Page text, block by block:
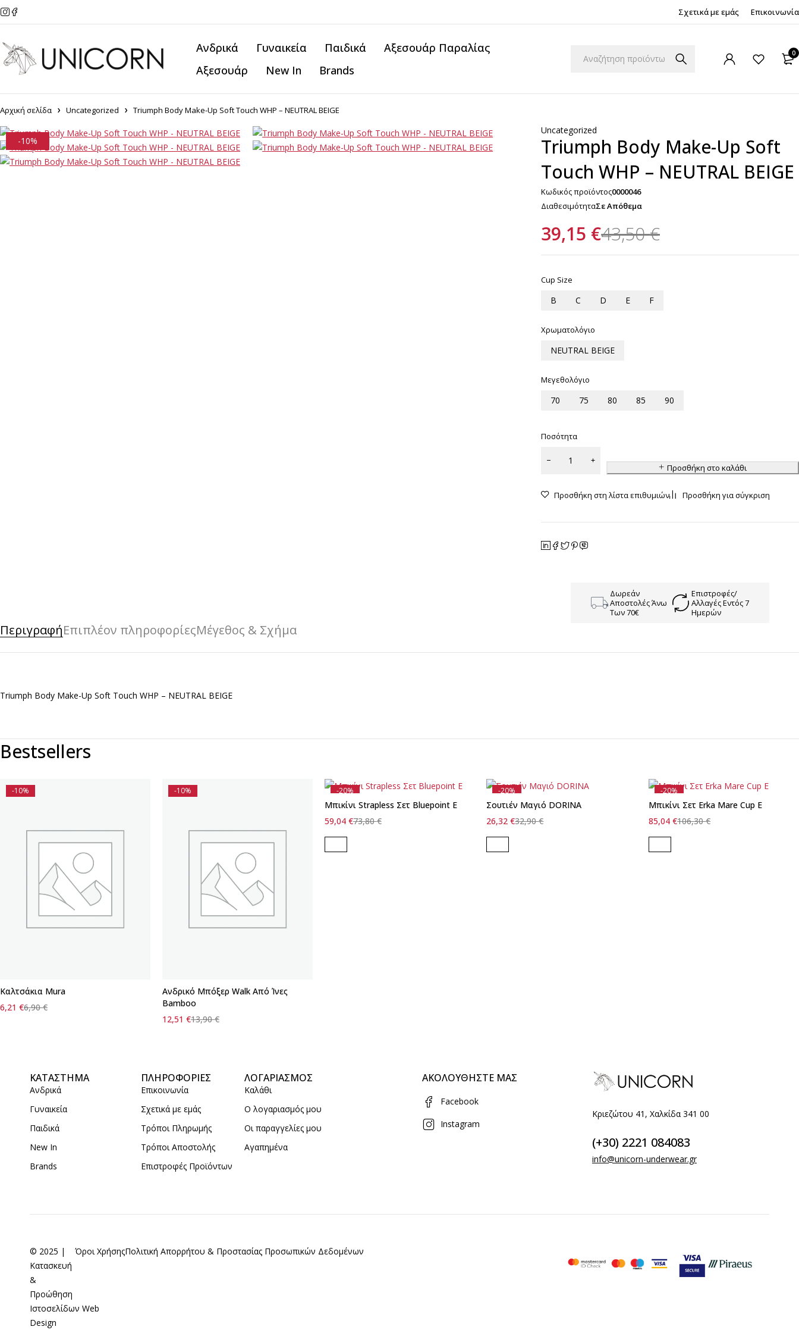
Σχετικά με εμάς Επικοινωνία
Ανδρικά Γυναικεία Παιδικά
Αξεσουάρ Παραλίας
Αξεσουάρ
New In Brands
0
Αρχική σελίδα Uncategorized Triumph Body Make-Up Soft Touch WHP – NEUTRAL BEIGE
-10%
Uncategorized
Triumph Body Make-Up Soft
Touch WHP – NEUTRAL BEIGE
Κωδικός προϊόντος0000046
ΔιαθεσιμότηταΣε Απόθεμα
43,50€
39,15 €
Cup Size
B C D E F
Χρωματολόγιο
NEUTRAL BEIGE
Μεγεθολόγιο
70 75 80 85 90
Ποσότητα
Προσθήκη στο καλάθι
Δωρεάν
Αποστολές Άνω
Των 70€
Επιστροφές/
Αλλαγές Εντός 7
Ημερών
ΠεριγραφήΕπιπλέον πληροφορίεςΜέγεθος & Σχήμα
Triumph Body Make-Up Soft Touch WHP – NEUTRAL BEIGE
Bestsellers
-10%
Καλτσάκια Mura
6,90€
6,21 €
-10%
Ανδρικό Μπόξερ Walk Από Ίνες
Bamboo
13,90€
12,51 €
-20%
Μπικίνι Strapless Σετ Bluepoint E
73,80€
59,04 €
-20%
Σουτιέν Μαγιό DΟRINA
32,90€
26,32€
-20%
Μπικίνι Σετ Erka Mare Cup E
106,30€
85,04€
ΚΑΤΑΣΤΗΜΑ
Ανδρικά
Γυναικεία
Παιδικά
New In
Brands
ΠΛΗΡΟΦΟΡΙΕΣ
Επικοινωνία
Σχετικά με εμάς
Τρόποι Πληρωμής
Τρόποι Αποστολής
Επιστροφές Προϊόντων
ΛΟΓΑΡΙΑΣΜΟΣ
Καλάθι
Ο λογαριασμός μου
Οι παραγγελίες μου
Αγαπημένα
ΑΚΟΛΟΥΘΗΣΤΕ ΜΑΣ
Facebook
Instagram
Κριεζώτου 41, Χαλκίδα 341 00
(+30) 2221 084083
info@unicorn-underwear.gr
© 2025 |
Κατασκευή
&
Προώθηση
Ιστοσελίδων Web
Design
Όροι ΧρήσηςΠολιτική Απορρήτου & Προστασίας Προσωπικών Δεδομένων